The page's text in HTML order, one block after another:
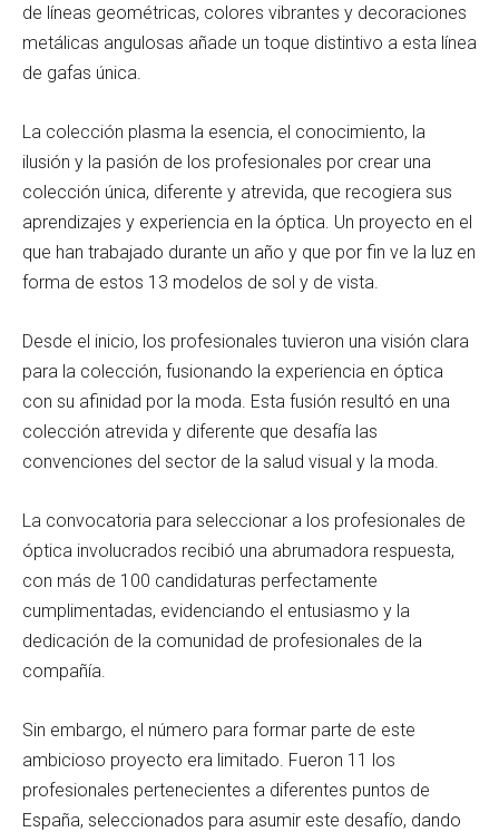
de líneas geométricas, colores vibrantes y decoraciones
metálicas angulosas añade un toque distintivo a esta línea
de gafas única.
La colección plasma la esencia, el conocimiento, la
ilusión y la pasión de los profesionales por crear una
colección única, diferente y atrevida, que recogiera sus
aprendizajes y experiencia en la óptica. Un proyecto en el
que han trabajado durante un año y que por fin ve la luz en
forma de estos 13 modelos de sol y de vista.
Desde el inicio, los profesionales tuvieron una visión clara
para la colección, fusionando la experiencia en óptica
con su afinidad por la moda. Esta fusión resultó en una
colección atrevida y diferente que desafía las
convenciones del sector de la salud visual y la moda.
La convocatoria para seleccionar a los profesionales de
óptica involucrados recibió una abrumadora respuesta,
con más de 100 candidaturas perfectamente
cumplimentadas, evidenciando el entusiasmo y la
dedicación de la comunidad de profesionales de la
compañía.
Sin embargo, el número para formar parte de este
ambicioso proyecto era limitado. Fueron 11 los
profesionales pertenecientes a diferentes puntos de
España, seleccionados para asumir este desafío, dando